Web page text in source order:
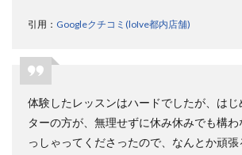
引用： Googleクチコミ(loIve都内店舗)
体験したレッスンはハードでしたが、はじ
ターの方が、無理せずに休み休みでも構
っしゃってくださったので、なんとか頑